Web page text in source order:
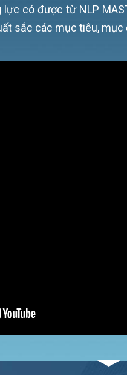
lực có được từ NLP
sắc các mục tiêu,